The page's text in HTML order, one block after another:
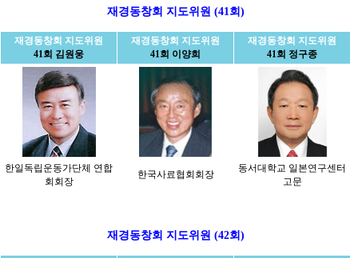
재경동창회 지도위원 (41회)
재경동창회 지도위원
41회 김원웅
재경동창회 지도위원
41회 이양희
재경동창회 지도위원
41회 정구종
한일독립운동가단체 연합
회회장
한국사료협회회장
동서대학교 일본연구센터
고문
재경동창회 지도위원 (42회)